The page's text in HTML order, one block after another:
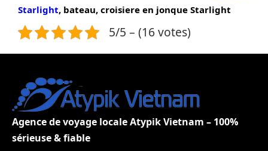
Starlight, bateau, croisiere en jonque Starlight
5/5 – (16 votes)
Agence de voyage locale Atypik Vietnam – 100%
sérieuse & fiable